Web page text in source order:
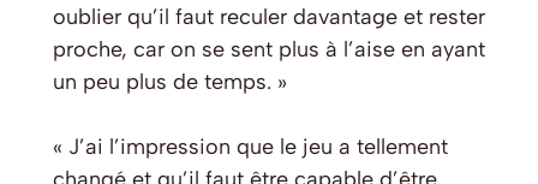
oublier qu’il faut reculer davantage et rester
proche, car on se sent plus à l’aise en ayant
un peu plus de temps. »
« J’ai l’impression que le jeu a tellement